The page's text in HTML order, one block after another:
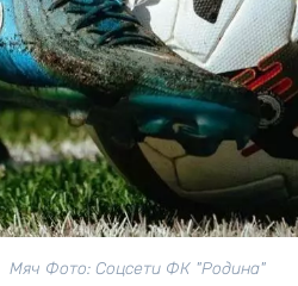
Мяч Фото: Соцсети ФК "Родина"